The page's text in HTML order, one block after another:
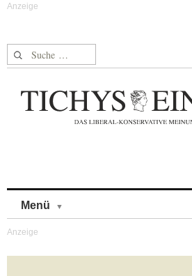
Suche nach:
Menü